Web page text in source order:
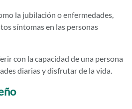
la jubilación o enfermedades,
síntomas en las personas
con la capacidad de una persona
diarias y disfrutar de la vida.